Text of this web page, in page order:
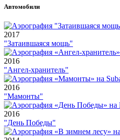
Автомобили
2017
"Затаившаяся мощь"
2016
"Ангел-хранитель"
2016
"Мамонты"
2016
"День Победы"